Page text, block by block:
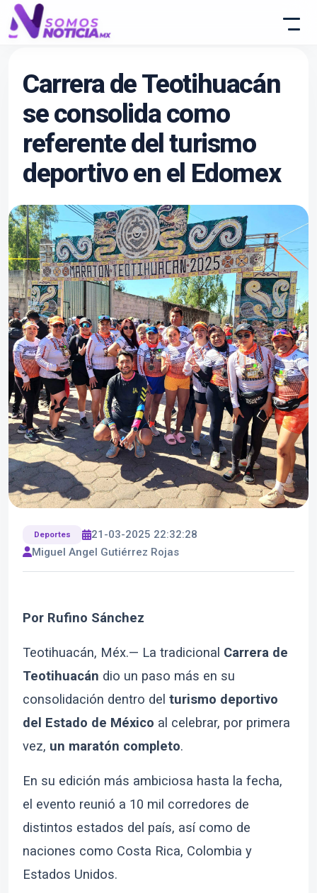
Carrera de Teotihuacán
se consolida como
referente del turismo
deportivo en el Edomex
Deportes
21-03-2025 22:32:28
Miguel Angel Gutiérrez Rojas
Por Rufino Sánchez
Teotihuacán, Méx.— La tradicional Carrera de
Teotihuacán dio un paso más en su
consolidación dentro del turismo deportivo
del Estado de México al celebrar, por primera
vez, un maratón completo.
En su edición más ambiciosa hasta la fecha,
el evento reunió a 10 mil corredores de
distintos estados del país, así como de
naciones como Costa Rica, Colombia y
Estados Unidos.